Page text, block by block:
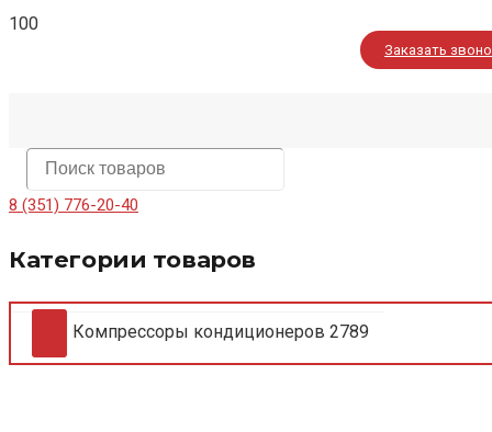
Заказать
8 (351) 776-20-40
Категории товаров
Компрессоры кондиционеров 2789